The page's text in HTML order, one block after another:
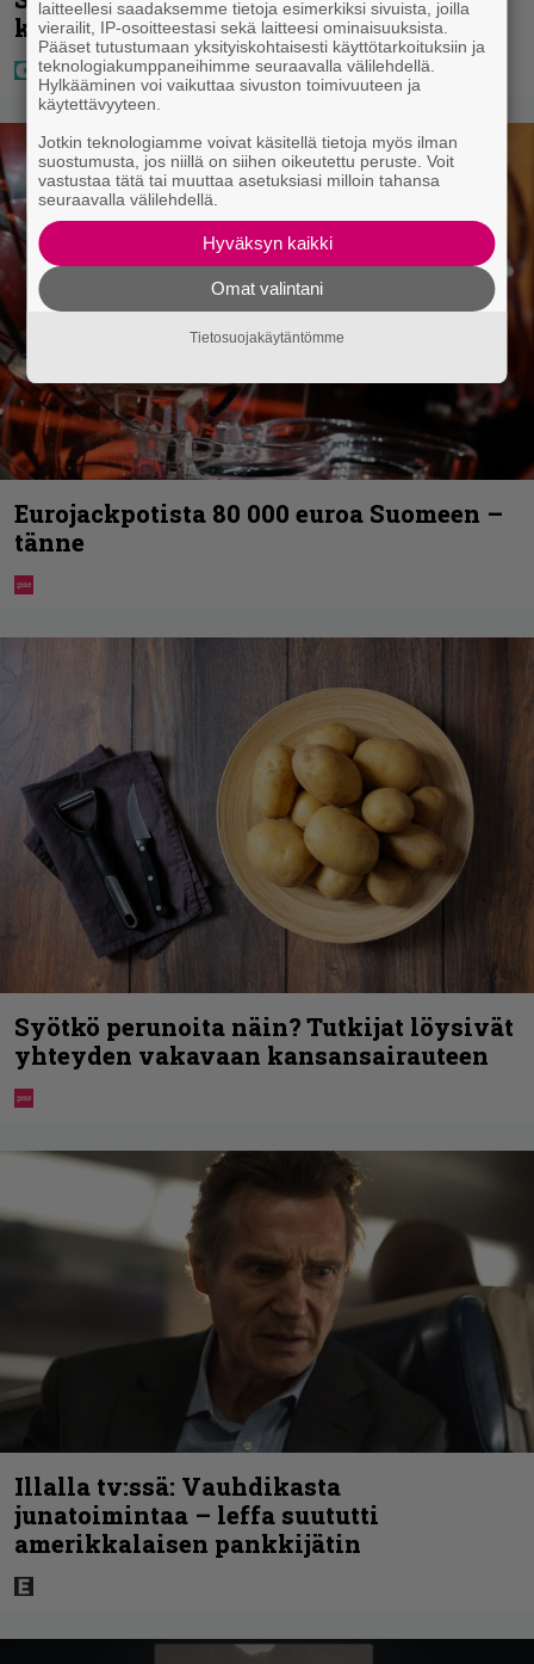
kotia – ”Seuraavaan kotiin tämmöinen”
Eurojackpotista 80 000 euroa Suomeen –
tänne
Syötkö perunoita näin? Tutkijat löysivät
yhteyden vakavaan kansansairauteen
Illalla tv:ssä: Vauhdikasta
junatoimintaa – leffa suututti
amerikkalaisen pankkijätin
laitteellesi saadaksemme tietoja esimerkiksi sivuista, joilla
vierailit, IP-osoitteestasi sekä laitteesi ominaisuuksista.
Pääset tutustumaan yksityiskohtaisesti käyttötarkoituksiin ja
teknologiakumppaneihimme seuraavalla välilehdellä.
Hylkääminen voi vaikuttaa sivuston toimivuuteen ja
käytettävyyteen.
Jotkin teknologiamme voivat käsitellä tietoja myös ilman
suostumusta, jos niillä on siihen oikeutettu peruste. Voit
vastustaa tätä tai muuttaa asetuksiasi milloin tahansa
seuraavalla välilehdellä.
Hyväksyn kaikki
Omat valintani
Tietosuojakäytäntömme